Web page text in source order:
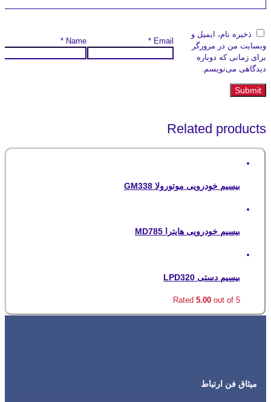
Name
* Email
*
ذخیره نام، ایمیل و
وبسایت من در مرورگر
برای زمانی که دوباره
دیدگاهی می‌نویسم.
Related products
بیسیم خودرویی موتورولا GM338
بیسیم خودرویی هایترا MD785
بیسیم دستی LPD320
Rated 5.00 out of 5
میثاق فن ارتباط